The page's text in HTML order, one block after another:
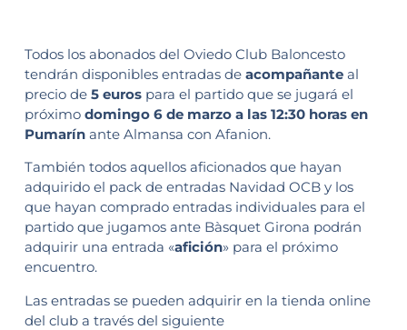
Todos los abonados del Oviedo Club Baloncesto
tendrán disponibles entradas de acompañanteal
precio de 5 eurospara el partido que se jugará el
próximo domingo 6 de marzo a las 12:30 horas en
Pumarínante Almansa con Afanion.
También todos aquellos aficionados que hayan
adquirido el pack de entradas Navidad OCB y los
que hayan comprado entradas individuales para el
partido que jugamos ante Bàsquet Girona podrán
adquirir una entrada «afición» para el próximo
encuentro.
Las entradas se pueden adquirir en la tienda online
del club a través del siguiente